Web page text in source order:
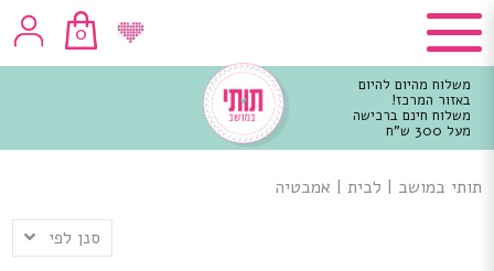
0
משלוח מהיום להיום
באזור המרכז!
משלוח חינם ברכישה
מעל 300 ש"ח
מרכזי
תותי במושב | לבית | אמבטיה
סנן לפי